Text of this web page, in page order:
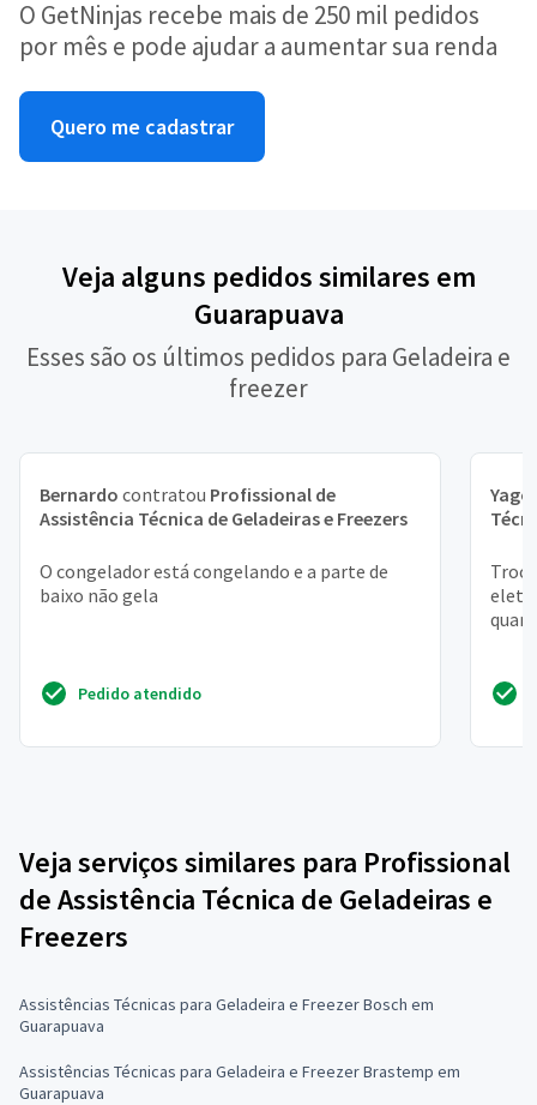
O GetNinjas recebe mais de 250 mil pedidos
por mês e pode ajudar a aumentar sua renda
Quero me cadastrar
Veja alguns pedidos similares em
Guarapuava
Esses são os últimos pedidos para Geladeira e
freezer
Bernardo contratou Profissional de
Assistência Técnica de Geladeiras e Freezers
O congelador está congelando e a parte de
baixo não gela
Pedido atendido
Yago
Veja serviços similares para Profissional
de Assistência Técnica de Geladeiras e
Freezers
Assistências Técnicas para Geladeira e Freezer Bosch em
Guarapuava
Assistências Técnicas para Geladeira e Freezer Brastemp em
Guarapuava